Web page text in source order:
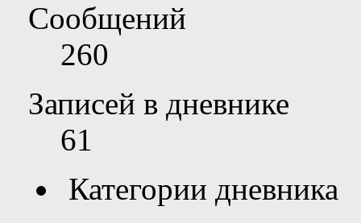
Сообщений
260
Записей в дневнике
61
Категории дневника